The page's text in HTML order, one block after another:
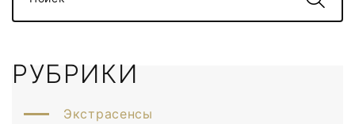
РУБРИКИ
Экстрасенсы